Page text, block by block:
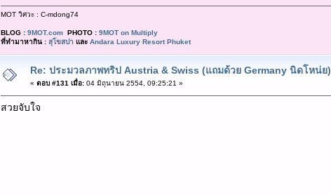
MOT วิศวะ : C-mdong74
BLOG : 9MOT.comPHOTO : 9MOT on Multiply
ที่ทำมาหากิน : สุโขสปา และ Andara Luxury Resort Phuket
Re: ประมวลภาพทริป Austria & Swiss (แถมด้วย Germany นิดโหน่ย)
« ตอบ #131 เมื่อ:04 มิถุนายน 2554, 09:25:21 »
สวยจับใจ